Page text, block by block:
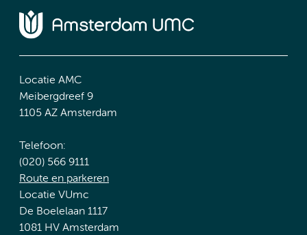
Locatie AMC
Meibergdreef 9
1105 AZ Amsterdam
Telefoon:
(020) 566 9111
Route en parkeren
Locatie VUmc
De Boelelaan 1117
1081 HV Amsterdam